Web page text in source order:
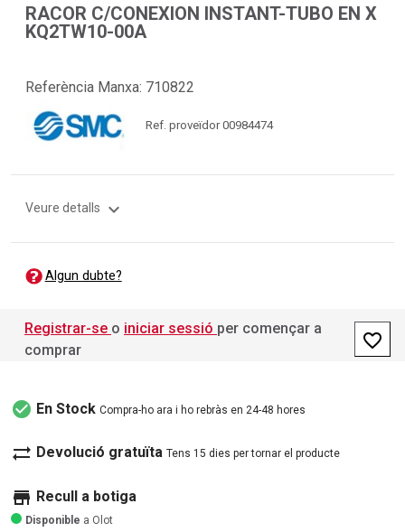
RACOR C/CONEXION INSTANT-TUBO EN X
KQ2TW10-00A
Referència Manxa: 710822
Ref. proveïdor 00984474
Veure detalls expand_more
Algun dubte?
Registrar-se o iniciar sessió per començar a
comprar
favorite_border
check_circle En Stock Compra-ho ara i ho rebràs en 24-48 hores
sync_alt Devolució gratuïta Tens 15 dies per tornar el producte
store Recull a botiga
Disponible a Olot